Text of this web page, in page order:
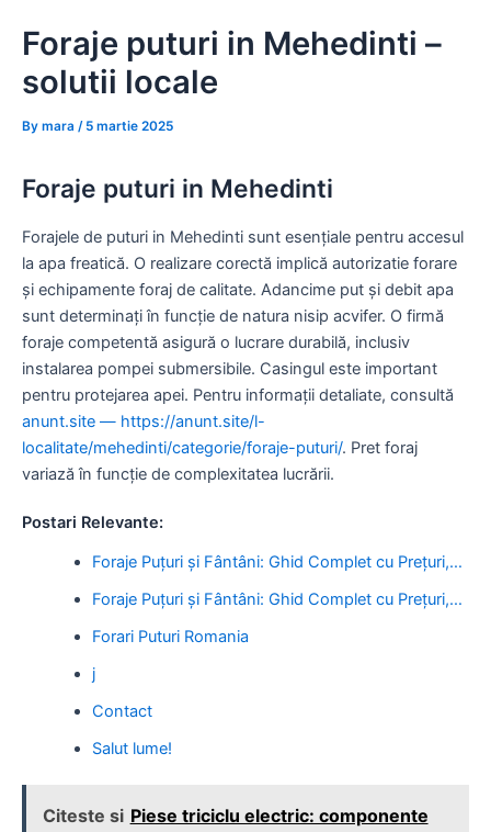
Foraje puturi in Mehedinti –
solutii locale
By mara / 5 martie 2025
Foraje puturi in Mehedinti
Forajele de puturi in Mehedinti sunt esențiale pentru accesul
la apa freatică. O realizare corectă implică autorizatie forare
și echipamente foraj de calitate. Adancime put și debit apa
sunt determinați în funcție de natura nisip acvifer. O firmă
foraje competentă asigură o lucrare durabilă, inclusiv
instalarea pompei submersibile. Casingul este important
pentru protejarea apei. Pentru informații detaliate, consultă
anunt.site — https://anunt.site/l-
localitate/mehedinti/categorie/foraje-puturi/. Pret foraj
variază în funcție de complexitatea lucrării.
Postari Relevante:
Foraje Puțuri și Fântâni: Ghid Complet cu Prețuri,…
Foraje Puțuri și Fântâni: Ghid Complet cu Prețuri,…
Forari Puturi Romania
j
Contact
Salut lume!
Citeste si Piese triciclu electric: componente